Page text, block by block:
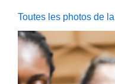
Toutes les photos de